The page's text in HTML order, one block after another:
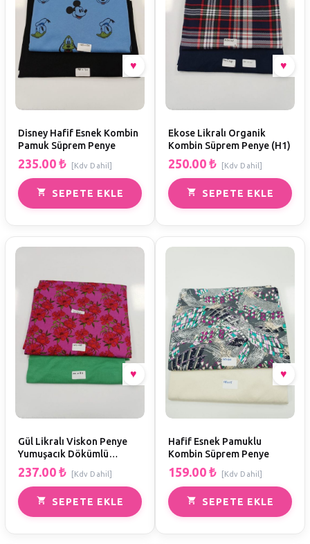
SEPETE EKLE
Disney Hafif Esnek Kombin
Pamuk Süprem Penye
235.00 ₺ [Kdv Dahil]
SEPETE EKLE
Ekose Likralı Organik
Kombin Süprem Penye (H1)
250.00 ₺ [Kdv Dahil]
SEPETE EKLE
Gül Likralı Viskon Penye
Yumuşacık Dökümlü
Kombin
237.00 ₺ [Kdv Dahil]
SEPETE EKLE
Hafif Esnek Pamuklu
Kombin Süprem Penye
159.00 ₺ [Kdv Dahil]